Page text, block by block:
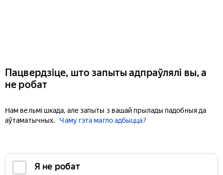
Пацвердзіце, што запыты адпраўлялі вы, а
не робат
Нам вельмі шкада, але запыты з вашай прылады падобныя да
аўтаматычных.
Чаму гэта магло адбыцца?
Я не робат